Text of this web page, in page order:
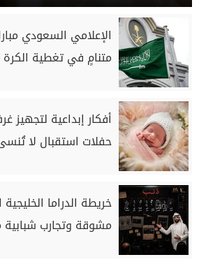
الإعلامي السعودي
متنامٍ في تغطية
أفكار إبداعية
حفلات استقبال لا
خريطة الدراما
مشوقة وتجارب شبابية